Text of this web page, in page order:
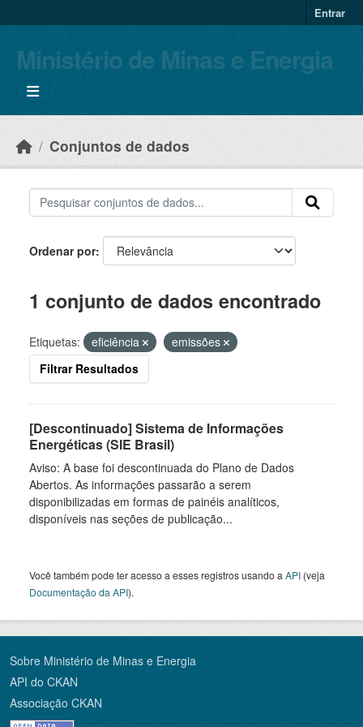
Entrar
Ministério de Minas e Energia
Conjuntos de dados
Ordenar por
1 conjunto de dados encontrado
Etiquetas: eficiência
emissões
Filtrar Resultados
[Descontinuado] Sistema de Informações
Energéticas (SIE Brasil)
Aviso: A base foi descontinuada do Plano de Dados
Abertos. As informações passarão a serem
disponibilizadas em formas de painéis analíticos,
disponíveis nas seções de publicação...
Você também pode ter acesso a esses registros usando a API (veja
Documentação da API).
Sobre Ministério de Minas e Energia
API do CKAN
Associação CKAN